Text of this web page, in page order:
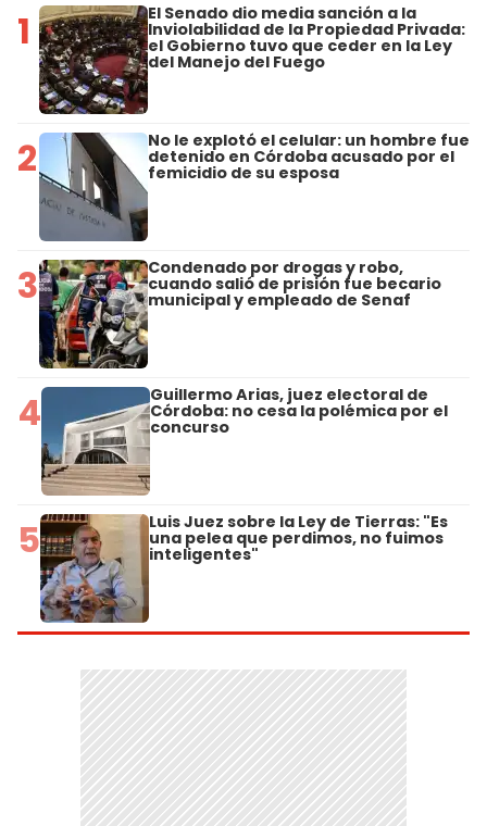
1 El Senado dio media sanción a la
Inviolabilidad de la Propiedad Privada:
el Gobierno tuvo que ceder en la Ley
del Manejo del Fuego
2 No le explotó el celular: un hombre fue
detenido en Córdoba acusado por el
femicidio de su esposa
3 Condenado por drogas y robo,
cuando salió de prisión fue becario
municipal y empleado de Senaf
4 Guillermo Arias, juez electoral de
Córdoba: no cesa la polémica por el
concurso
5 Luis Juez sobre la Ley de Tierras: "Es
una pelea que perdimos, no fuimos
inteligentes"